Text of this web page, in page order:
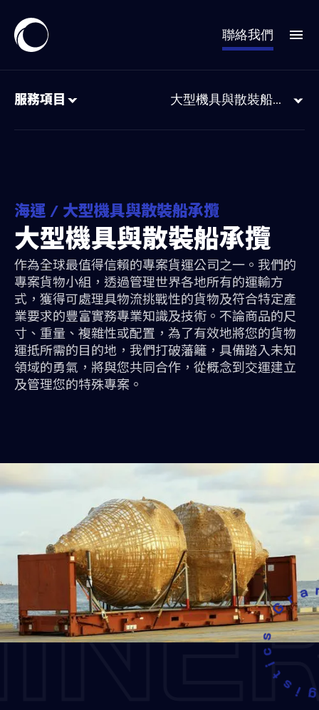
聯絡我們
服務項目 大型機具與散裝船承攬
海運 / 大型機具與散裝船承攬
大型機具與散裝船承攬
作為全球最值得信賴的專案貨運公司之一。我們的
專案貨物小組，透過管理世界各地所有的運輸方
式，獲得可處理具物流挑戰性的貨物及符合特定產
業要求的豐富實務專業知識及技術。不論商品的尺
寸、重量、複雜性或配置，為了有效地將您的貨物
運抵所需的目的地，我們打破藩籬，具備踏入未知
領域的勇氣，將與您共同合作，從概念到交運建立
及管理您的特殊專案。